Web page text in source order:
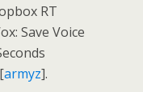
RT
Save Voice
[armyz].